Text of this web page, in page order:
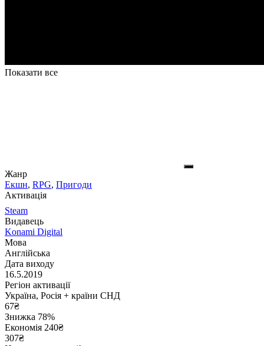
Показати все
Жанр
Екшн, RPG, Пригоди
Активація
Steam
Видавець
Konami Digital
Мова
Англійська
Дата виходу
16.5.2019
Регіон активації
Україна, Росія + країни СНД
67₴
Знижка 78%
Економія 240₴
307₴